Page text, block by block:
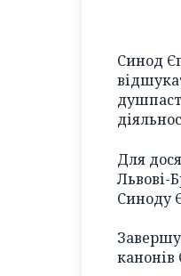
Синод
Для
Львові-
Синоду
канонів